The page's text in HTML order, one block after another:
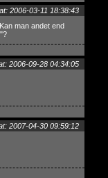
2006-03-11 18:38:43
man andet end
2006-09-28 04:34:05
2007-04-30 09:59:12